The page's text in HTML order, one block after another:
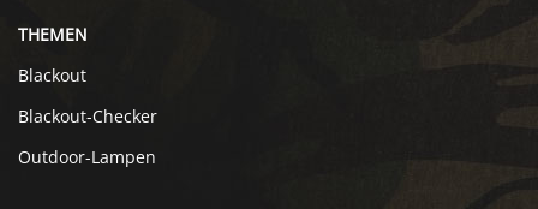
THEMEN
Blackout
Blackout-Checker
Outdoor-Lampen